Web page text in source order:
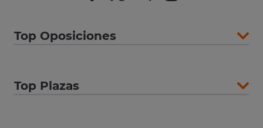
Top Oposiciones
Top Plazas